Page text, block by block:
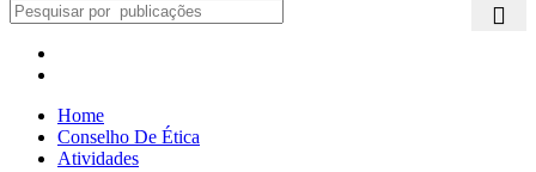
Home
Conselho De Ética
Atividades